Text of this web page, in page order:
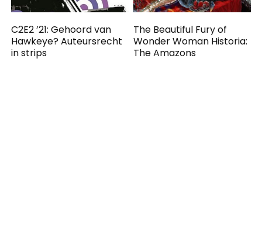
C2E2 ’21: Gehoord van
Hawkeye? Auteursrecht
in strips
The Beautiful Fury of
Wonder Woman Historia:
The Amazons